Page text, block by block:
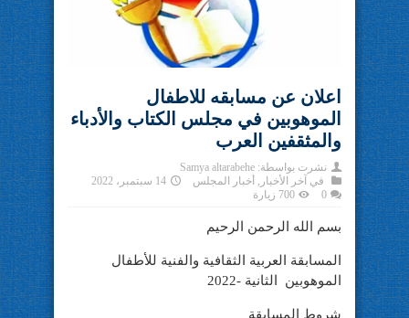
اعلان عن مسابقه للاطفال
الموهوبين في مجلس الكتاب والأدباء
والمثقفين العرب
نشرت بواسطة: Samya altarabehe
في آخر الأخبار أخبار المجلس
14 سبتمبر، 2022
0
700 زيارة
بسم الله الرحمن الرحيم
المسابقة العربية الثقافية والفنية للأطفال
الموهوبين الثانية -2022
شروط المسايقة